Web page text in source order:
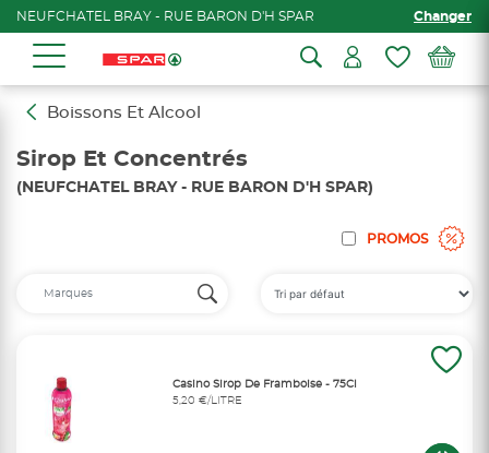
NEUFCHATEL BRAY - RUE BARON D'H SPAR Changer
Boissons Et Alcool
Sirop Et Concentrés
(NEUFCHATEL BRAY - RUE BARON D'H SPAR)
PROMOS
Casino Sirop De Framboise - 75Cl
5,20 €/LITRE